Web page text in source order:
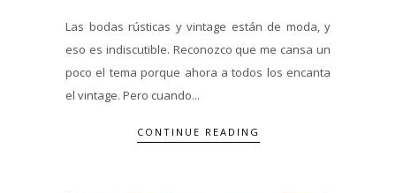
Las bodas rústicas y vintage están de moda, y
eso es indiscutible. Reconozco que me cansa un
poco el tema porque ahora a todos los encanta
el vintage. Pero cuando...
CONTINUE READING